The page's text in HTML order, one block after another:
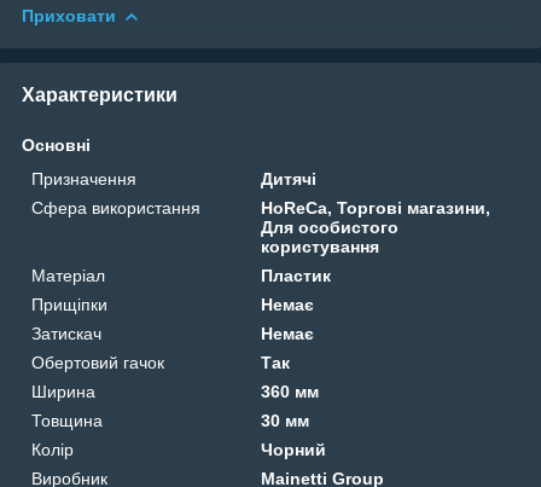
Приховати
Характеристики
Основні
Призначення
Дитячі
Сфера використання
HoReCa, Торгові магазини,
Для особистого
користування
Матеріал
Пластик
Прищіпки
Немає
Затискач
Немає
Обертовий гачок
Так
Ширина
360 мм
Товщина
30 мм
Колір
Чорний
Виробник
Mainetti Group